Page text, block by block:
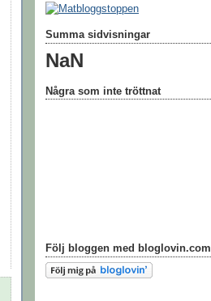
Summa sidvisningar
NaN
Några som inte tröttnat
Följ bloggen med bloglovin.com